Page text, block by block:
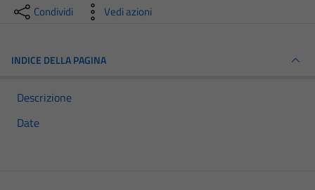
Condividi Vedi azioni
INDICE DELLA PAGINA
Descrizione
Date